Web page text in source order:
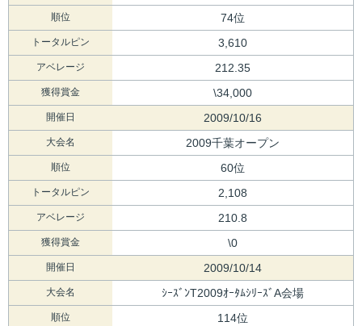
順位 74位
トータルピン 3,610
アベレージ 212.35
獲得賞金 \34,000
開催日 2009/10/16
大会名 2009千葉オープン
順位 60位
トータルピン 2,108
アベレージ 210.8
獲得賞金 \0
開催日 2009/10/14
大会名 ｼｰｽﾞﾝT2009ｵｰﾀﾑｼﾘｰｽﾞA会場
順位 114位